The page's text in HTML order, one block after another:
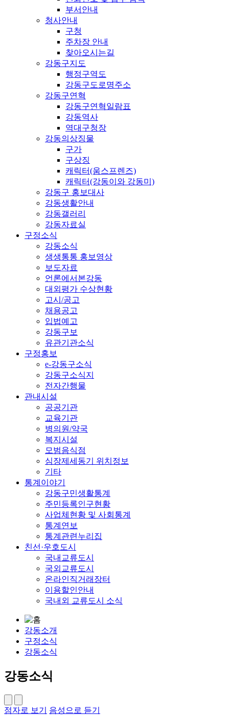
부서안내
청사안내
구청
주차장 안내
찾아오시는길
강동구지도
행정구역도
강동구도로명주소
강동구연혁
강동구연혁일람표
강동역사
역대구청장
강동의상징물
구가
구상징
캐릭터(움스프렌즈)
캐릭터(강동이와 강동미)
강동구 홍보대사
강동생활안내
강동갤러리
강동자료실
구정소식
강동소식
생생통통 홍보영상
보도자료
언론에서본강동
대외평가 수상현황
고시/공고
채용공고
입법예고
강동구보
유관기관소식
구정홍보
e-강동구소식
강동구소식지
전자간행물
관내시설
공공기관
교육기관
병의원/약국
복지시설
모범음식점
심장제세동기 위치정보
기타
통계이야기
강동구민생활통계
주민등록인구현황
사업체현황 및 사회통계
통계연보
통계관련누리집
친선·우호도시
국내교류도시
국외교류도시
온라인직거래장터
이용할인안내
국내외 교류도시 소식
강동소개
구정소식
강동소식
강동소식
점자로 보기
음성으로 듣기